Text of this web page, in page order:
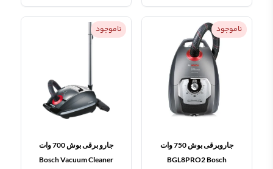
ناموجود
جاروبرقی بوش 750 وات
BGL8PRO2 Bosch
ناموجود
جارو برقی بوش 700 وات
Bosch Vacuum Cleaner